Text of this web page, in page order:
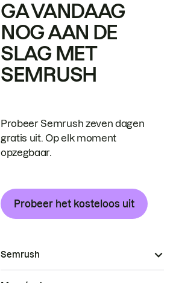
GA VANDAAG
NOG AAN DE
SLAG MET
SEMRUSH
Probeer Semrush zeven dagen
gratis uit. Op elk moment
opzegbaar.
Probeer het kosteloos uit
Semrush